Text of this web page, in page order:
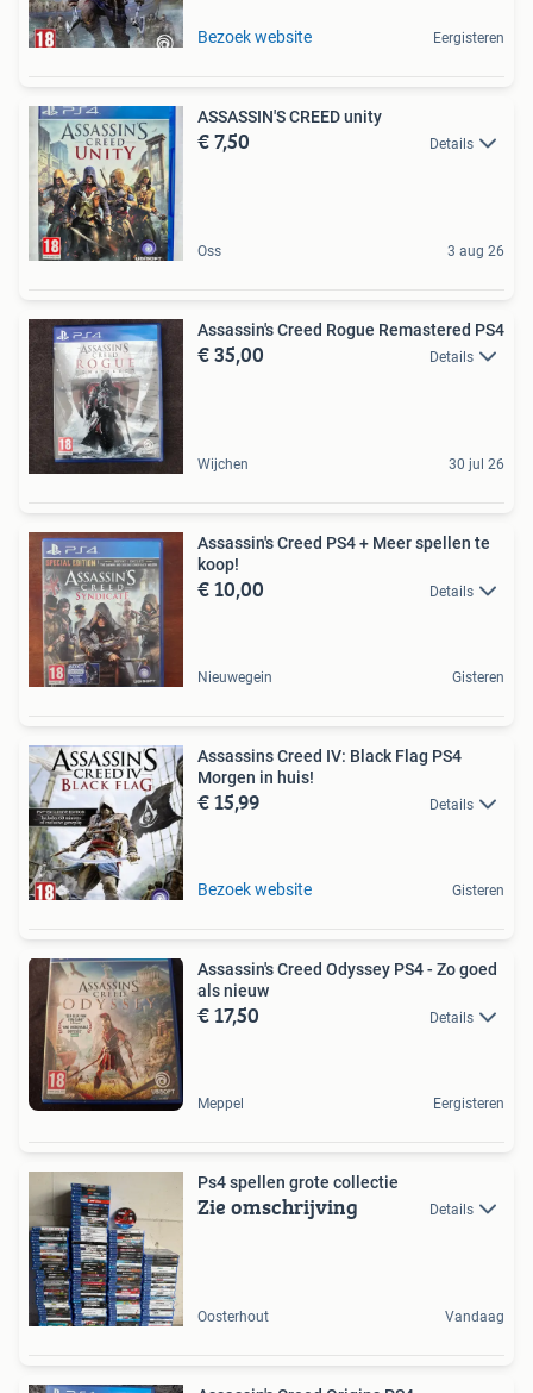
Bezoek website Eergisteren
ASSASSIN'S CREED unity
€ 7,50 Details
Oss 3 aug 26
Assassin's Creed Rogue Remastered PS4
€ 35,00 Details
Wijchen 30 jul 26
Assassin's Creed PS4 + Meer spellen te
koop!
€ 10,00 Details
Nieuwegein Gisteren
Assassins Creed IV: Black Flag PS4
Morgen in huis!
€ 15,99 Details
Bezoek website Gisteren
Assassin's Creed Odyssey PS4 - Zo goed
als nieuw
€ 17,50 Details
Meppel Eergisteren
Ps4 spellen grote collectie
Zie omschrijving Details
Oosterhout Vandaag